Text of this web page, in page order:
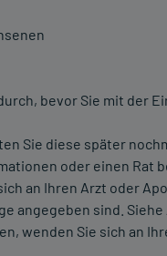
bevor Sie mit der
Sie diese später
oder einen Rat
an Ihren Arzt oder
angegeben sind. Siehe
wenden Sie sich an